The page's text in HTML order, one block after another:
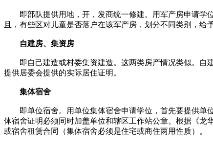
即部队提供用地，开，发商统一修建。用军产房申请学
且，有些区对儿童是否落户在该军产房，划分不同类别，给
自建房、集资房
即自己建造或村委集资建造。这两类房产情况类似。自建
提供居委会提供的实际居住证明。
集体宿舍
即单位宿舍。用单位集体宿舍申请学位，首先要提供单
体宿舍证明必须同时加盖单位和辖区工作站公章。根据《龙
或宿舍租赁合同（集体宿舍必须是住宅或商住两用性质）。